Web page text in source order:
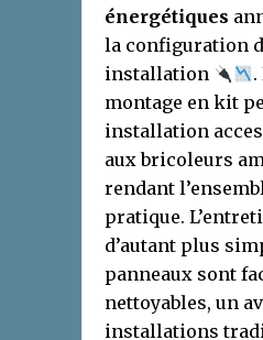
énergétiques
la configuration
installation
.
montage en kit
installation
aux bricoleurs
rendant
pratique.
d’autant plus
panneaux sont
nettoyables, un
installations